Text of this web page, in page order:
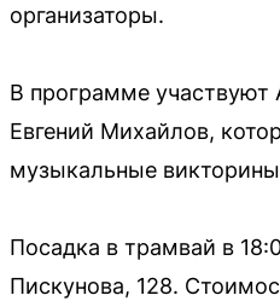
организаторы.
В программе участвуют
Евгений Михайлов,
музыкальные
Посадка в трамвай в
Пискунова, 128.